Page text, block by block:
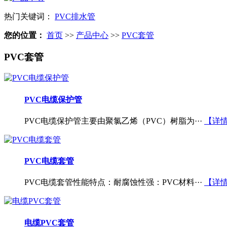
热门关键词： PVC排水管
您的位置： 首页 >> 产品中心 >> PVC套管
PVC套管
PVC电缆保护管
PVC电缆保护管主要由聚氯乙烯（PVC）树脂为··· 【详
PVC电缆套管
PVC电缆套管性能特点：耐腐蚀性强：PVC材料··· 【详
电缆PVC套管